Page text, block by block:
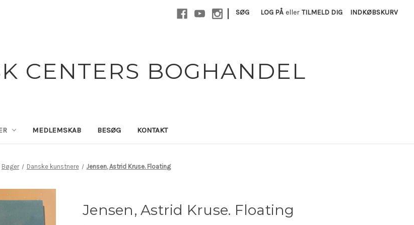
| SØG LOG PÅ eller TILMELD DIG INDKØBSKURV
CENTERS BOGHANDEL
MEDLEMSKAB BESØG KONTAKT
Bøger Danske kunstnere Jensen, Astrid Kruse. Floating
Jensen, Astrid Kruse. Floating